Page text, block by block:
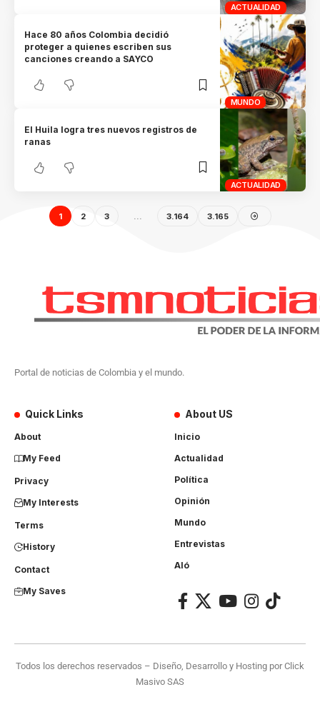
ACTUALIDAD
MUNDO
Hace 80 años Colombia decidió
proteger a quienes escriben sus
canciones creando a SAYCO
ACTUALIDAD
El Huila logra tres nuevos registros de
ranas
1 2 3 3.164 3.165
Portal de noticias de Colombia y el mundo.
Quick Links
About
My Feed
Privacy
My Interests
Terms
History
Contact
My Saves
About US
Inicio
Actualidad
Política
Opinión
Mundo
Entrevistas
Aló
Todos los derechos reservados – Diseño, Desarrollo y Hosting porClick
Masivo SAS